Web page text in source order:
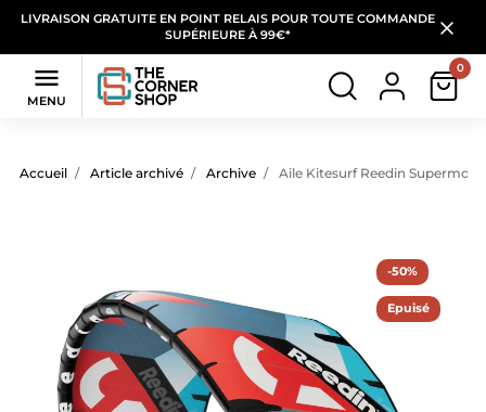
LIVRAISON GRATUITE EN POINT RELAIS POUR TOUTE COMMANDE
SUPÉRIEURE À 99€*

MENU
0
Accueil Article archivé Archive Aile Kitesurf Reedin
-50%
Epuisé